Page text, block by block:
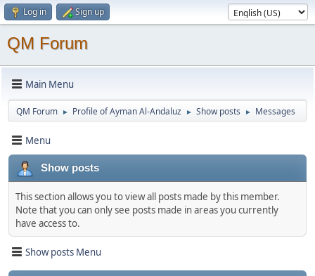
Log in Sign up
QM Forum
Main Menu
QM Forum ► Profile of Ayman Al-Andaluz ► Show posts ► Messages
Menu
Show posts
This section allows you to view all posts made by this member.
Note that you can only see posts made in areas you currently
have access to.
Show posts Menu